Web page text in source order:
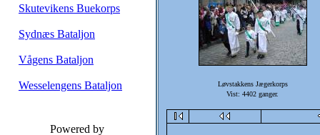
Skutevikens Buekorps
Sydnæs Bataljon
Vågens Bataljon
Wesselengens Bataljon
Powered by
Løvstakkens Jægerkorps
Vist: 4402 ganger.